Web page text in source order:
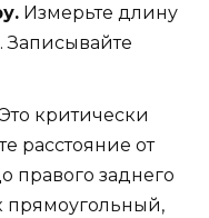
Измерьте длину
Записывайте
Это критически
расстояние от
правого заднего
прямоугольный,